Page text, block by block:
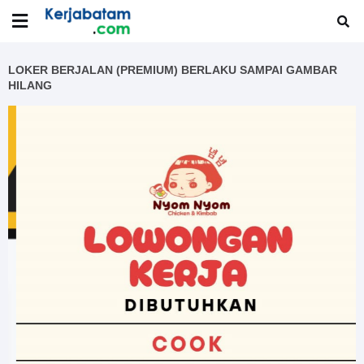
LOKER BERJALAN (PREMIUM) BERLAKU SAMPAI GAMBAR
HILANG